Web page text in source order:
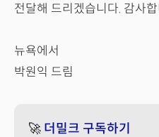
전달해 드리겠습니다. 감사
뉴욕에서
박원익 드림
🚀 더밀크 구독하기